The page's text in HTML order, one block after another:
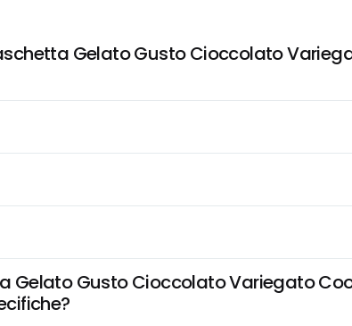
Gelato Gusto Cioccolato
Gelato Gusto Cioccolato Variegato